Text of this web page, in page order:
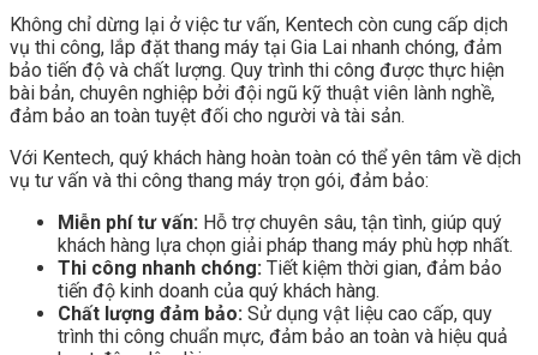
Không chỉ dừng lại ở việc tư vấn, Kentech còn cung cấp dịch
vụ thi công, lắp đặt thang máy tại Gia Lai nhanh chóng, đảm
bảo tiến độ và chất lượng. Quy trình thi công được thực hiện
bài bản, chuyên nghiệp bởi đội ngũ kỹ thuật viên lành nghề,
đảm bảo an toàn tuyệt đối cho người và tài sản.
Với Kentech, quý khách hàng hoàn toàn có thể yên tâm về dịch
vụ tư vấn và thi công thang máy trọn gói, đảm bảo:
Miễn phí tư vấn: Hỗ trợ chuyên sâu, tận tình, giúp quý
khách hàng lựa chọn giải pháp thang máy phù hợp nhất.
Thi công nhanh chóng: Tiết kiệm thời gian, đảm bảo
tiến độ kinh doanh của quý khách hàng.
Chất lượng đảm bảo: Sử dụng vật liệu cao cấp, quy
trình thi công chuẩn mực, đảm bảo an toàn và hiệu quả